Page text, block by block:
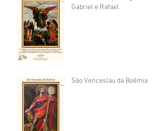
Gabriel e Rafael
São Venceslau da Boêmia